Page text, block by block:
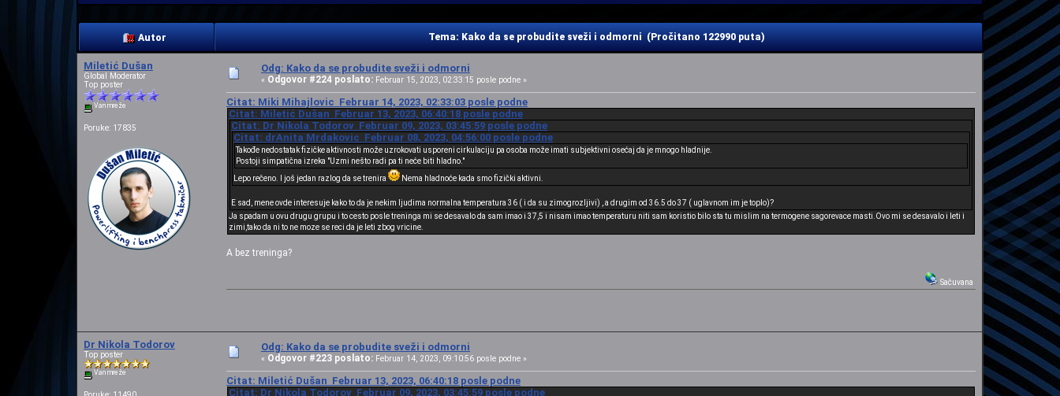
Autor Tema: Kako da se probudite sveži i odmorni (Pročitano 122990 puta)
Miletić Dušan
Global Moderator
Top poster
Van mreže
Poruke: 17835
Odg: Kako da se probudite sveži i odmorni
« Odgovor #224 poslato: Februar 15, 2023, 02:33:15 posle podne »
Citat: Miki Mihajlovic Februar 14, 2023, 02:33:03 posle podne
Citat: Miletić Dušan Februar 13, 2023, 06:40:18 posle podne
Citat: Dr Nikola Todorov Februar 09, 2023, 03:45:59 posle podne
Citat: drAnita Mrdakovic Februar 08, 2023, 04:56:00 posle podne
Takođe nedostatak fizičke aktivnosti može uzrokovati usporeni cirkulaciju pa osoba može imati subjektivni osećaj da je mnogo hladnije.
Postoji simpatična izreka "Uzmi nešto radi pa ti neće biti hladno."
Lepo rečeno. I još jedan razlog da se trenira
Nema hladnoće kada smo fizički aktivni.
E sad, mene ovde interesuje kako to da je nekim ljudima normalna temperatura 36 ( i da su zimogrozljivi) , a drugim od 36.5 do 37 ( uglavnom im je toplo)?
Ja spadam u ovu drugu grupu i to cesto posle treninga mi se desavalo da sam imao i 37,5 i nisam imao temperaturu niti sam koristio bilo sta tu mislim na termogene sagorevace masti.Ovo mi se desavalo i leti i
zimi,tako da ni to ne moze se reci da je leti zbog vricine.
A bez treninga?
Sačuvana
Dr Nikola Todorov
Top poster
Van mreže
Odg: Kako da se probudite sveži i odmorni
« Odgovor #223 poslato: Februar 14, 2023, 09:10:56 posle podne »
Citat: Miletić Dušan Februar 13, 2023, 06:40:18 posle podne
Citat: Dr Nikola Todorov Februar 09, 2023, 03:45:59 posle podne